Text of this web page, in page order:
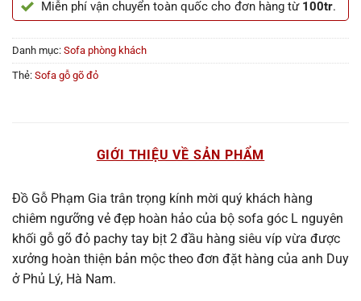
Miễn phí vận chuyển toàn quốc cho đơn hàng từ 100tr.
Danh mục: Sofa phòng khách
Thẻ: Sofa gỗ gõ đỏ
GIỚI THIỆU VỀ SẢN PHẨM
Đồ Gỗ Phạm Gia trân trọng kính mời quý khách hàng
chiêm ngưỡng vẻ đẹp hoàn hảo của bộ sofa góc L nguyên
khối gỗ gõ đỏ pachy tay bịt 2 đầu hàng siêu víp vừa được
xưởng hoàn thiện bản mộc theo đơn đặt hàng của anh Duy
ở Phủ Lý, Hà Nam.